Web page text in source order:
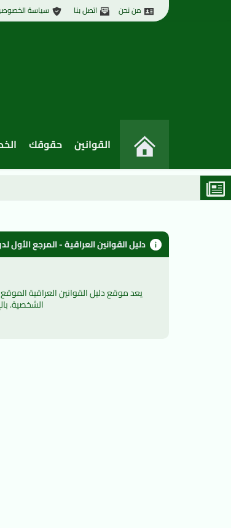
من نحن اتصل بنا سياسة
القوانين حقوقك
دليل القوانين العراقية - المرجع
الشخصية.